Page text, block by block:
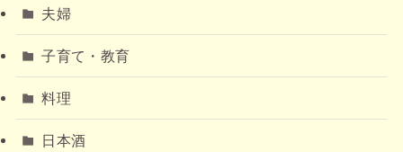
夫婦
子育て・教育
料理
日本酒